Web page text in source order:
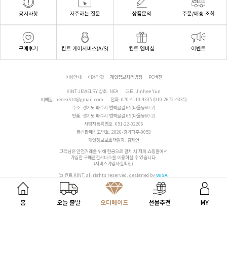
이용안내 이용약관 개인정보처리방침 PC버전
KINT JEWELRY 상호. NEA
대표. Jinhee Yun
이메일. neeea510@gmail.com 전화. 070-4110-4335 (010-2672-4335)
주소. 경기도 파주시 범벅골길 65(다율동60-2)
반품. 경기도 파주시 범벅골길 65(다율동60-2)
사업자등록번호. 651-22-02206
통신판매신고번호. 2026-경기파주-0053
개인정보보호책임자. 김재연
고객님은 안전거래를 위해 현금으로 결제 시 저희 쇼핑몰에서
가입한 구매안전서비스를 이용하실 수 있습니다.
(서비스가입사실확인)
(c) 킨트 KINT. all rights reserved. designed byWISA.
홈 오늘 출발 오더메이드 선물추천 MY